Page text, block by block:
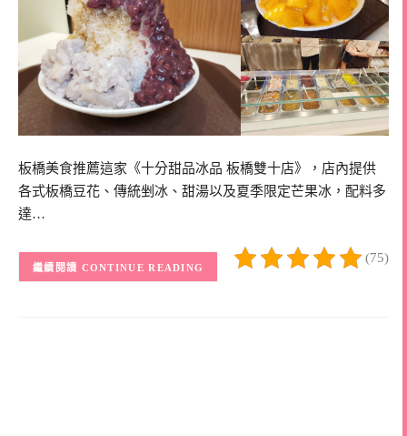
板橋美食推薦這家《十分甜品冰品 板橋雙十店》，店內提供
各式板橋豆花、傳統剉冰、甜湯以及夏季限定芒果冰，配料多
達…
(75)
CONTINUE READING